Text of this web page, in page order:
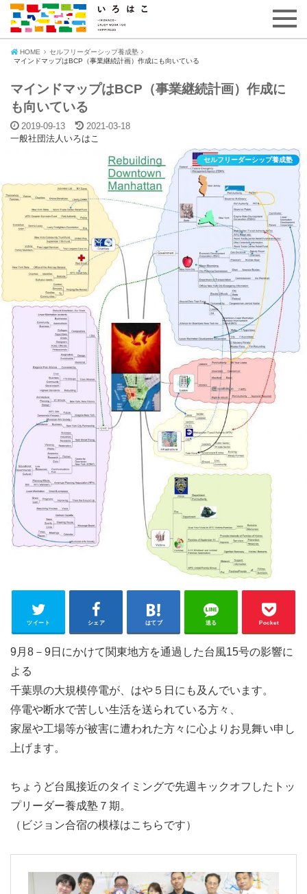
HOME
セルフリーダーシップ養成塾
マインドマップはBCP（事業継続計画）作成にも向いている
マインドマップはBCP（事業継続計画）作成に
も向いている
2019-09-13
2021-03-18
一般社団法人いろはこ
セルフリーダーシップ養成塾
ツイート シェア はてブ 送る Pocket
9月8－9日にかけて関東地方を通過した台風15号の影響に
よる
千葉県の大規模停電が、はや５日にも及んでいます。
停電や断水で苦しい生活を送られている方々、
家屋や工場等が被害に遭われた方々に心よりお見舞い申し
上げます。
ちょうど台風接近のタイミングで先週キックオフしたトッ
プリーダー養成塾７期。
（ビジョン合宿の模様はこちらです）